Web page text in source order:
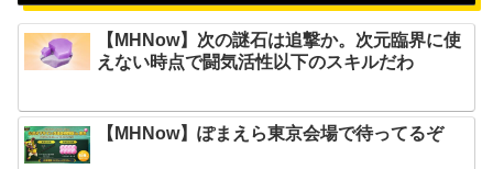
【MHNow】次の謎石は追撃か。次元臨界に使
えない時点で闘気活性以下のスキルだわ
【MHNow】ぽまえら東京会場で待ってるぞ